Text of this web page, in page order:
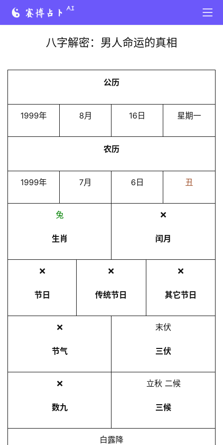
八字解密：男人命运的真相
公历
1999年 8月 16日 星期一
农历
1999年 7月 6日 丑
兔
生肖
❌
闰月
❌
节日
❌
传统节日
❌
其它节日
❌
节气
末伏
三伏
❌
数九
立秋 二候
三候
白露降